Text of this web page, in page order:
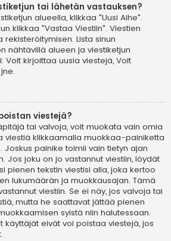
tai lähetän vastauksen?
alueella, klikkaa "Uusi Aihe".
klikkaa "Vastaa Viestiin". Viestien
Lista sinun
nähtävillä alueen ja viestiketjun
Voit kirjoittaa uusia viestejä, Voit
viestejä?
tai valvoja, voit muokata vain omia
viestiä klikkaamalla muokkaa-painiketta
Joskus painike toimii vain tietyn ajan
Jos joku on jo vastannut viestiin, löydät
pienen tekstin viestisi alla, joka kertoo
lukumäärän ja muokkausajan. Tämä
viestiin. Se ei näy, jos valvoja tai
mutta he saattavat jättää pienen
syistä niin halutessaan.
käyttäjät eivät voi poistaa viestejä, jos